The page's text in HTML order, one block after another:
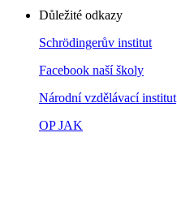
Důležité odkazy
Schrödingerův institut
Facebook naší školy
Národní vzdělávací institut
OP JAK